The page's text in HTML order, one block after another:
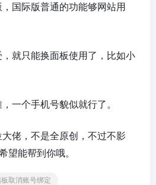
国际版普通的功能够网站用
就只能换面板使用了，比如小
一个手机号貌似就行了。
佬，不是全原创，不过不影
望能帮到你哦。
取消账号绑定